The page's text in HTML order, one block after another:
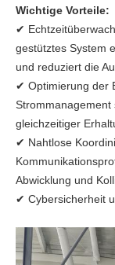
Wichtige Vorteile:
✔
gestütztes System
und reduziert die
✔ Optimierung der
Strommanagement
gleichzeitiger
✔ Nahtlose
Abwicklung und
✔ Cybersicherheit